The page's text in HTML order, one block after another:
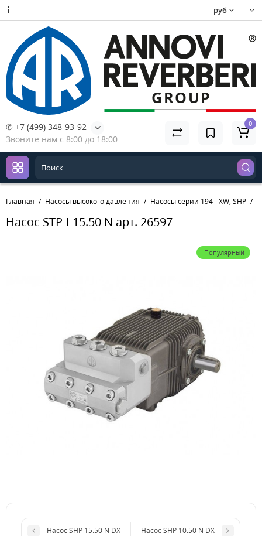
руб
✆ +7 (499) 348-93-92
Звоните нам с 8:00 до 18:00
0
Главная Насосы высокого давления Насосы серии 194 - XW, SHP
Насос STP-I 15.50 N арт. 26597
Популярный
Насос SHP 15.50 N DX Насос SHP 10.50 N DX